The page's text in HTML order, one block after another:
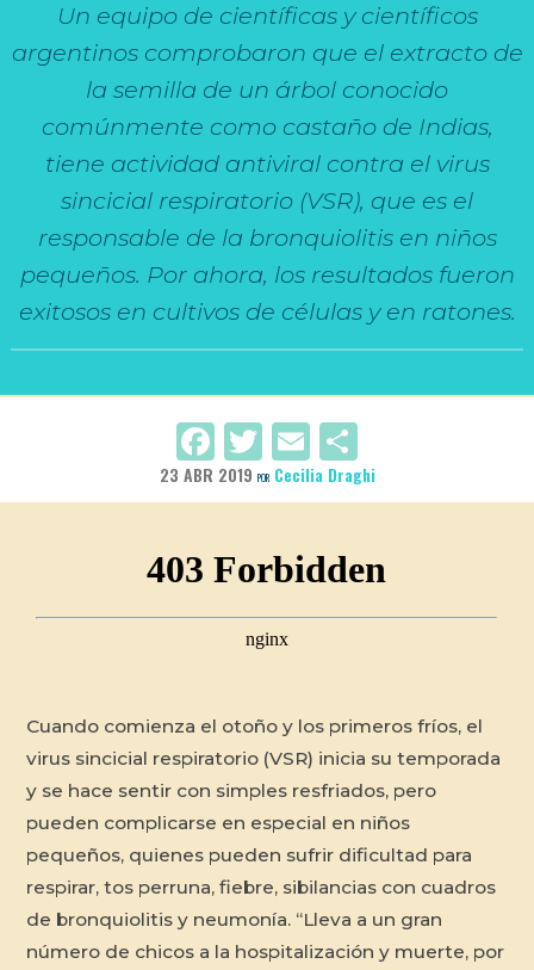
Un equipo de científicas y científicos
argentinos comprobaron que el extracto de
la semilla de un árbol conocido
comúnmente como castaño de Indias,
tiene actividad antiviral contra el virus
sincicial respiratorio (VSR), que es el
responsable de la bronquiolitis en niños
pequeños. Por ahora, los resultados fueron
exitosos en cultivos de células y en ratones.
Facebook
Twitter
Email
23 ABR 2019 POR Cecilia Draghi
Cuando comienza el otoño y los primeros fríos, el
virus sincicial respiratorio (VSR) inicia su temporada
y se hace sentir con simples resfriados, pero
pueden complicarse en especial en niños
pequeños, quienes pueden sufrir dificultad para
respirar, tos perruna, fiebre, sibilancias con cuadros
de bronquiolitis y neumonía. “Lleva a un gran
número de chicos a la hospitalización y muerte, por